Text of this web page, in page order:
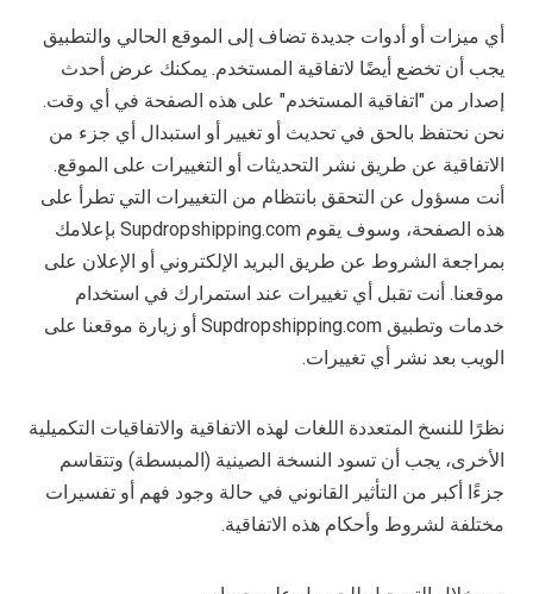
أي ميزات أو أدوات جديدة تضاف إلى الموقع الحالي والتطبيق
يجب أن تخضع أيضًا لاتفاقية المستخدم. يمكنك عرض أحدث
إصدار من "اتفاقية المستخدم" على هذه الصفحة في أي وقت.
نحن نحتفظ بالحق في تحديث أو تغيير أو استبدال أي جزء من
الاتفاقية عن طريق نشر التحديثات أو التغييرات على الموقع.
أنت مسؤول عن التحقق بانتظام من التغييرات التي تطرأ على
هذه الصفحة، وسوف يقوم Supdropshipping.com بإعلامك
بمراجعة الشروط عن طريق البريد الإلكتروني أو الإعلان على
موقعنا. أنت تقبل أي تغييرات عند استمرارك في استخدام
خدمات وتطبيق Supdropshipping.com أو زيارة موقعنا على
الويب بعد نشر أي تغييرات.
نظرًا للنسخ المتعددة اللغات لهذه الاتفاقية والاتفاقيات التكميلية
الأخرى، يجب أن تسود النسخة الصينية (المبسطة) وتتقاسم
جزءًا أكبر من التأثير القانوني في حالة وجود فهم أو تفسيرات
مختلفة لشروط وأحكام هذه الاتفاقية.